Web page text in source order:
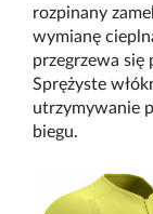
rozpinany
wymianę
przegrzewa się
Sprężyste w
utrzymywanie
biegu.